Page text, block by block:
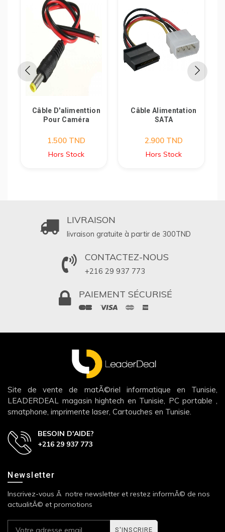
Câble D'alimenttion
Pour Caméra
1.500 TND
Hors Stock
Câble Alimentation
SATA
2.900 TND
Hors Stock
LIVRAISON
livraison gratuite à partir de 300TND
CONTACTEZ-NOUS
+216 29 937 773
PAIEMENT SÉCURISÉ
Site de vente de matÃ©riel informatique en Tunisie,
LEADERDEAL magasin hightech en Tunisie, PC portable ,
smatphone, imprimente laser, Cartouches en Tunisie.
BESOIN D'AIDE?
+216 29 937 773
Newsletter
Inscrivez-vous Ã notre newsletter et restez informÃ© de nos
actualitÃ© et promotions
S'INSCRIRE